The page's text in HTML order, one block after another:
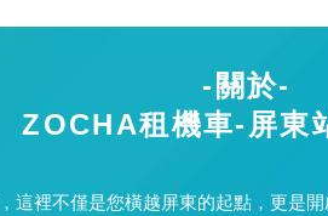
-關於-
ZOCHA租機車-屏東
這裡不僅是您橫越屏東的起點，更是開